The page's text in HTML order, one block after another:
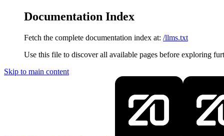
Documentation Index
Fetch the complete documentation index at: /llms.txt
Use this file to discover all available pages before exploring
Skip to main content